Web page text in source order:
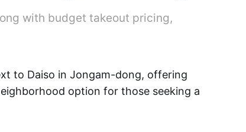
with budget takeout pricing,
to Daiso in Jongam-dong, offering
option for those seeking a